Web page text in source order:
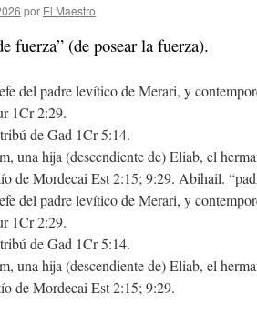
por El Maestro
fuerza” (de posear la fuerza).
del padre levítico de Merari, y
1Cr 2:29.
de Gad 1Cr 5:14.
una hija (descendiente de) Eliab, el
de Mordecai Est 2:15; 9:29. Abihail.
del padre levítico de Merari, y
1Cr 2:29.
de Gad 1Cr 5:14.
una hija (descendiente de) Eliab, el
de Mordecai Est 2:15; 9:29.